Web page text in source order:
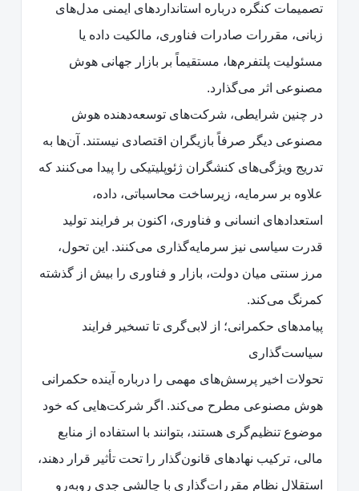
تصمیمات کنگره درباره استانداردهای ایمنی مدل‌های
زبانی، مقررات صادرات فناوری، مالکیت داده یا
مسئولیت پلتفرم‌ها، مستقیماً بر بازار جهانی هوش
مصنوعی اثر می‌گذارد.
در چنین شرایطی، شرکت‌های توسعه‌دهنده هوش
مصنوعی دیگر صرفاً بازیگران اقتصادی نیستند. آن‌ها به
تدریج ویژگی‌های کنشگران ژئوپلیتیکی را پیدا می‌کنند که
علاوه بر سرمایه، زیرساخت محاسباتی، داده،
استعدادهای انسانی و فناوری، اکنون بر فرایند تولید
قدرت سیاسی نیز سرمایه‌گذاری می‌کنند. این تحول،
مرز سنتی میان دولت، بازار و فناوری را بیش از گذشته
کمرنگ می‌کند.
پیامدهای حکمرانی؛ از لابی‌گری تا تسخیر فرایند
سیاست‌گذاری
تحولات اخیر پرسش‌های مهمی را درباره آینده حکمرانی
هوش مصنوعی مطرح می‌کند. اگر شرکت‌هایی که خود
موضوع تنظیم‌گری هستند، بتوانند با استفاده از منابع
مالی، ترکیب نهادهای قانون‌گذار را تحت تأثیر قرار دهند،
استقلال نظام مقررات‌گذاری با چالشی جدی روبه‌رو